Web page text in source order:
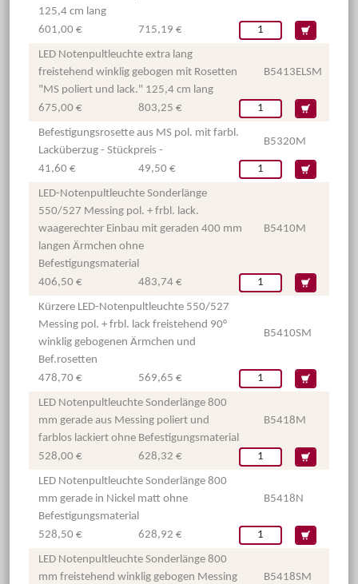
125,4 cm lang
601,00 € 715,19 €
LED Notenpultleuchte extra lang
freistehend winklig gebogen mit Rosetten
"MS poliert und lack." 125,4 cm lang
B5413ELSM
675,00 € 803,25 €
Befestigungsrosette aus MS pol. mit farbl.
Lacküberzug - Stückpreis -
B5320M
41,60 € 49,50 €
LED-Notenpultleuchte Sonderlänge
550/527 Messing pol. + frbl. lack.
waagerechter Einbau mit geraden 400 mm
langen Ärmchen ohne
Befestigungsmaterial
B5410M
406,50 € 483,74 €
Kürzere LED-Notenpultleuchte 550/527
Messing pol. + frbl. lack freistehend 90°
winklig gebogenen Ärmchen und
Bef.rosetten
B5410SM
478,70 € 569,65 €
LED Notenpultleuchte Sonderlänge 800
mm gerade aus Messing poliert und
farblos lackiert ohne Befestigungsmaterial
B5418M
528,00 € 628,32 €
LED Notenpultleuchte Sonderlänge 800
mm gerade in Nickel matt ohne
Befestigungsmaterial
B5418N
528,50 € 628,92 €
LED Notenpultleuchte Sonderlänge 800
mm freistehend winklig gebogen Messing
B5418SM